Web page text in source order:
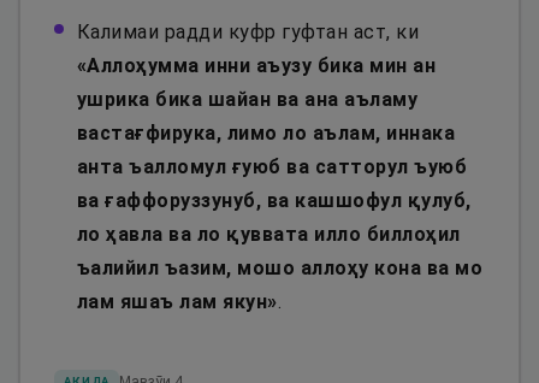
Калимаи радди куфр гуфтан аст, ки
«Аллоҳумма инни аъузу бика мин ан
ушрика бика шайан ва ана аъламу
вастағфирука, лимо ло аълам, иннака
анта ъалломул ғуюб ва сатторул ъуюб
ва ғаффоруззунуб, ва кашшофул қулуб,
ло ҳавла ва ло қуввата илло биллоҳил
ъалийил ъазим, мошо аллоҳу кона ва мо
лам яшаъ лам якун»